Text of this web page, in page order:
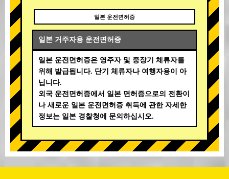
일본 운전면허증
일본 거주자용 운전면허증
일본 운전면허증은 영주자 및 중장기 체류자를
위해 발급됩니다. 단기 체류자나 여행자용이 아
닙니다.
외국 운전면허증에서 일본 면허증으로의 전환이
나 새로운 일본 운전면허증 취득에 관한 자세한
정보는 일본 경찰청에 문의하십시오.